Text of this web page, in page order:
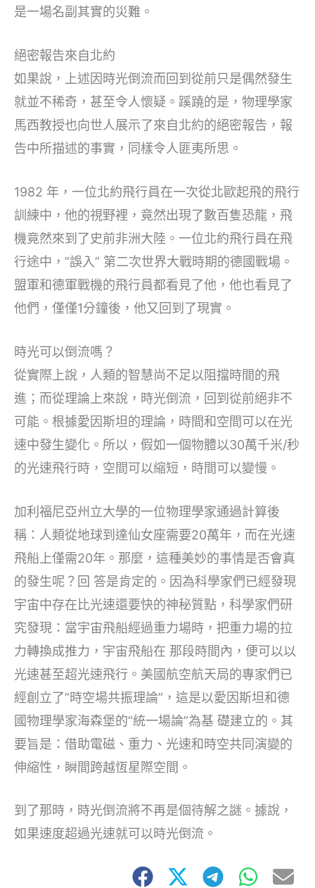
是一場名副其實的災難。
絕密報告來自北約
如果說，上述因時光倒流而回到從前只是偶然發生
就並不稀奇，甚至令人懷疑。蹊蹺的是，物理學家
馬西教授也向世人展示了來自北約的絕密報告，報
告中所描述的事實，同樣令人匪夷所思。
1982 年，一位北約飛行員在一次從北歐起飛的飛行
訓練中，他的視野裡，竟然出現了數百隻恐龍，飛
機竟然來到了史前非洲大陸。一位北約飛行員在飛
行途中，”誤入” 第二次世界大戰時期的德國戰場。
盟軍和德軍戰機的飛行員都看見了他，他也看見了
他們，僅僅1分鐘後，他又回到了現實。
時光可以倒流嗎？
從實際上說，人類的智慧尚不足以阻擋時間的飛
進；而從理論上來說，時光倒流，回到從前絕非不
可能。根據愛因斯坦的理論，時間和空間可以在光
速中發生變化。所以，假如一個物體以30萬千米/秒
的光速飛行時，空間可以縮短，時間可以變慢。
加利福尼亞州立大學的一位物理學家通過計算後
稱：人類從地球到達仙女座需要20萬年，而在光速
飛船上僅需20年。那麼，這種美妙的事情是否會真
的發生呢？回 答是肯定的。因為科學家們已經發現
宇宙中存在比光速還要快的神秘質點，科學家們研
究發現：當宇宙飛船經過重力場時，把重力場的拉
力轉換成推力，宇宙飛船在 那段時間內，便可以以
光速甚至超光速飛行。美國航空航天局的專家們已
經創立了”時空場共振理論”，這是以愛因斯坦和德
國物理學家海森堡的”統一場論”為基 礎建立的。其
要旨是：借助電磁、重力、光速和時空共同演變的
伸縮性，瞬間跨越恆星際空間。
到了那時，時光倒流將不再是個待解之謎。據說，
如果速度超過光速就可以時光倒流。